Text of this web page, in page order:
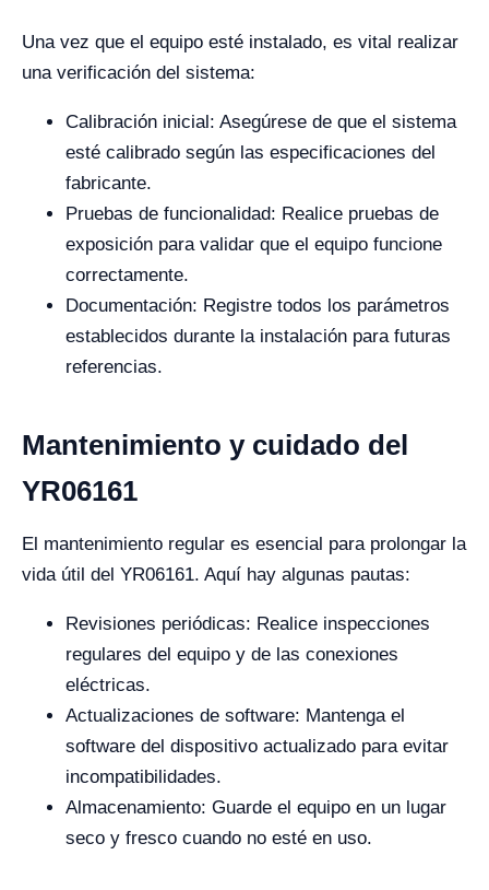
Una vez que el equipo esté instalado, es vital realizar
una verificación del sistema:
Calibración inicial: Asegúrese de que el sistema
esté calibrado según las especificaciones del
fabricante.
Pruebas de funcionalidad: Realice pruebas de
exposición para validar que el equipo funcione
correctamente.
Documentación: Registre todos los parámetros
establecidos durante la instalación para futuras
referencias.
Mantenimiento y cuidado del
YR06161
El mantenimiento regular es esencial para prolongar la
vida útil del YR06161. Aquí hay algunas pautas:
Revisiones periódicas: Realice inspecciones
regulares del equipo y de las conexiones
eléctricas.
Actualizaciones de software: Mantenga el
software del dispositivo actualizado para evitar
incompatibilidades.
Almacenamiento: Guarde el equipo en un lugar
seco y fresco cuando no esté en uso.